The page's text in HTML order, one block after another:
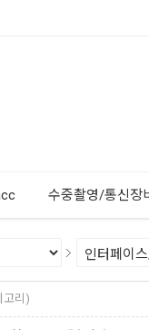
수중촬영/통신장
고리)